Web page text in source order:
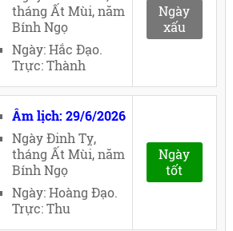
tháng Ất Mùi, năm
Bính Ngọ
Ngày: Hắc Đạo.
Trực: Thành
Ngày
xấu
Âm lịch: 29/6/2026
Ngày Đinh Tỵ,
tháng Ất Mùi, năm
Bính Ngọ
Ngày: Hoàng Đạo.
Trực: Thu
Ngày
tốt